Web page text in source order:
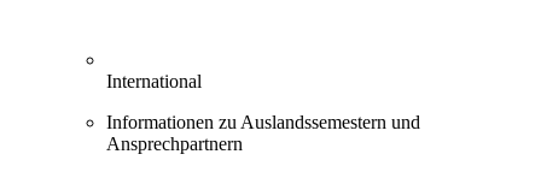
International
Informationen zu Auslandssemestern und
Ansprechpartnern